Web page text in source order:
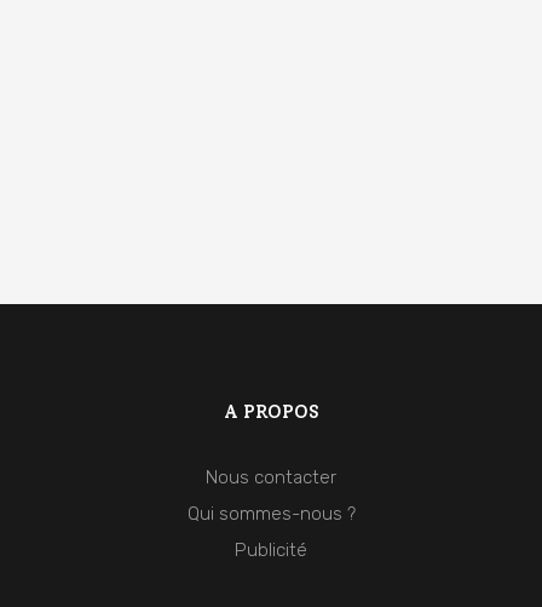
A PROPOS
Nous contacter
Qui sommes-nous ?
Publicité